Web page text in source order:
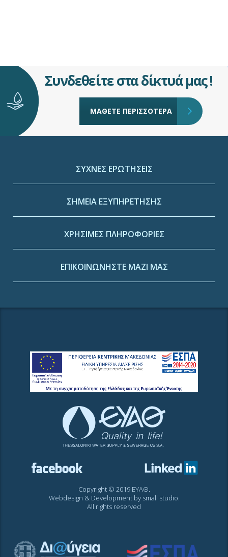
Συνδεθείτε στα δίκτυά μας !
ΜΑΘΕΤΕ ΠΕΡΙΣΣΟΤΕΡΑ
ΣΥΧΝΕΣ ΕΡΩΤΗΣΕΙΣ
ΣΗΜΕΙΑ ΕΞΥΠΗΡΕΤΗΣΗΣ
ΧΡΗΣΙΜΕΣ ΠΛΗΡΟΦΟΡΙΕΣ
ΕΠΙΚΟΙΝΩΝΗΣΤΕ ΜΑΖΙ ΜΑΣ
Copyright © 2019 ΕΥΑΘ.
Webdesign & Development by small studio.
All rights reserved